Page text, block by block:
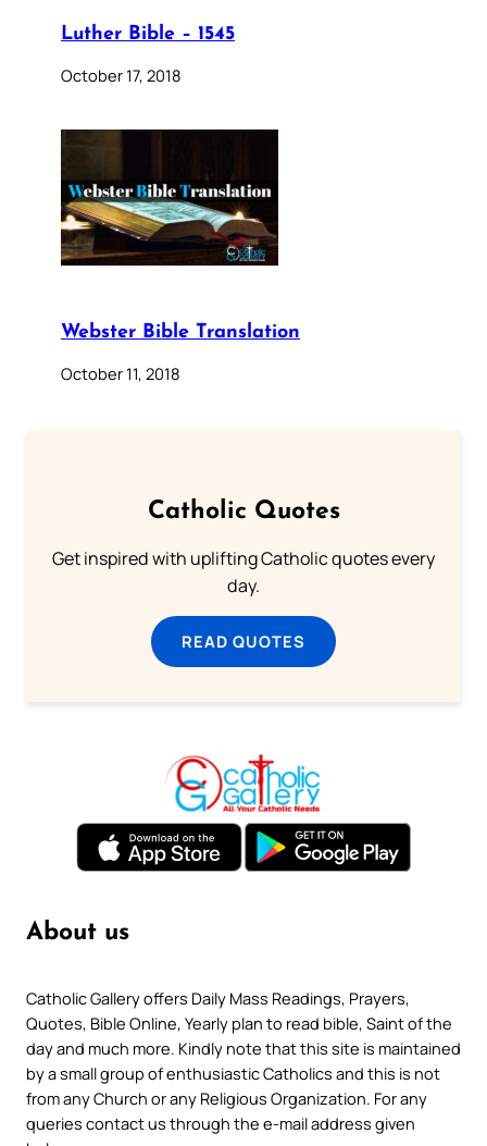
Luther Bible – 1545
October 17, 2018
Webster Bible Translation
October 11, 2018
Catholic Quotes
Get inspired with uplifting Catholic quotes every
day.
READ QUOTES
About us
Catholic Gallery offers Daily Mass Readings, Prayers,
Quotes, Bible Online, Yearly plan to read bible, Saint of the
day and much more. Kindly note that this site is maintained
by a small group of enthusiastic Catholics and this is not
from any Church or any Religious Organization. For any
queries contact us through the e-mail address given